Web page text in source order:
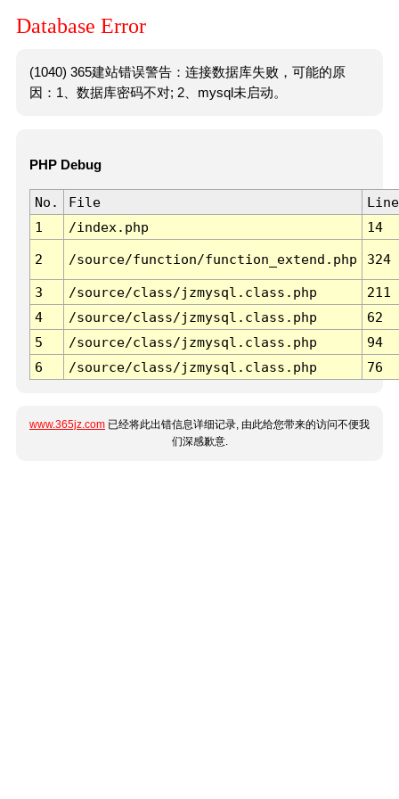
Database Error
(1040) 365建站错误警告：连接数据库失败，可能的原
因：1、数据库密码不对; 2、mysql未启动。
PHP Debug
No. File
Line
1
/index.php 14
2 /source/function/function_extend.php 324
3 /source/class/jzmysql.class.php
211
4
/source/class/jzmysql.class.php
62
5
/source/class/jzmysql.class.php
94
6
/source/class/jzmysql.class.php 76
www.365jz.com 已经将此出错信息详细记录, 由此给您带来的访问不便我
们深感歉意.